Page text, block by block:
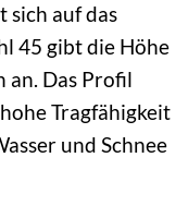
sich auf das
45 gibt die Höhe
an. Das Profil
Tragfähigkeit
und Schnee